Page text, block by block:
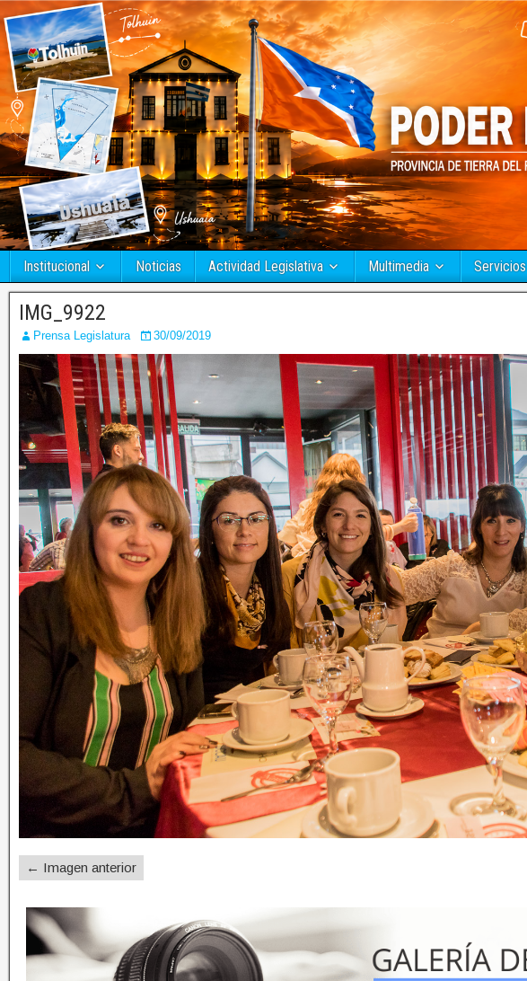
Institucional Noticias Actividad Legislativa Multimedia Servicios
IMG_9922
Prensa Legislatura 30/09/2019
← Imagen anterior